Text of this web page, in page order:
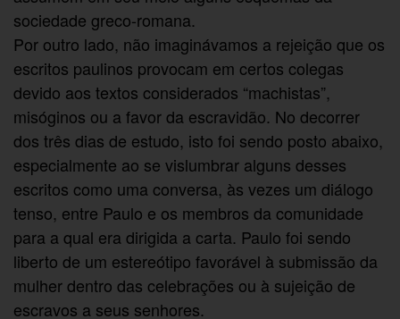
sociedade greco-romana.
Por outro lado, não imaginávamos a rejeição que os
escritos paulinos provocam em certos colegas
devido aos textos considerados “machistas”,
misóginos ou a favor da escravidão. No decorrer
dos três dias de estudo, isto foi sendo posto abaixo,
especialmente ao se vislumbrar alguns desses
escritos como uma conversa, às vezes um diálogo
tenso, entre Paulo e os membros da comunidade
para a qual era dirigida a carta. Paulo foi sendo
liberto de um estereótipo favorável à submissão da
mulher dentro das celebrações ou à sujeição de
escravos a seus senhores.